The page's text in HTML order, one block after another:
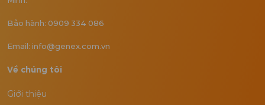
Bảo hành: 0909 334 086
Email: info@genex.com.vn
Về chúng tôi
Giới thiệu